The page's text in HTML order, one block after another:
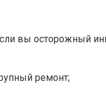
вы осторожный
ремонт;